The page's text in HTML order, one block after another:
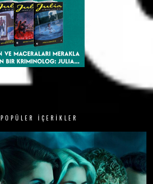
POPÜLER İÇERIKLER